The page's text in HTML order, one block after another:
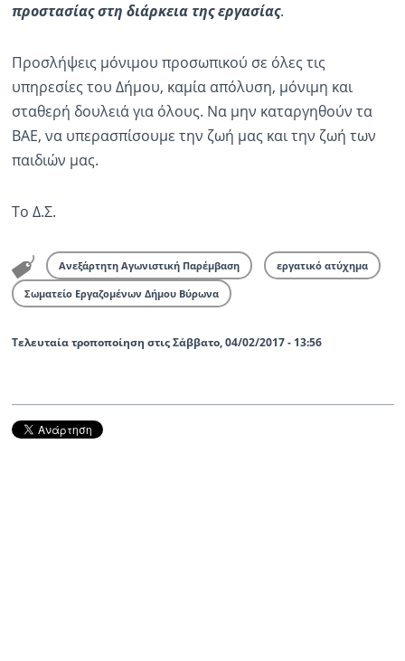
προστασίας στη διάρκεια της εργασίας.
Προσλήψεις μόνιμου προσωπικού σε όλες τις
υπηρεσίες του Δήμου, καμία απόλυση, μόνιμη και
σταθερή δουλειά για όλους. Να μην καταργηθούν τα
ΒΑΕ, να υπερασπίσουμε την ζωή μας και την ζωή των
παιδιών μας.
Το Δ.Σ.
Ανεξάρτητη Αγωνιστική Παρέμβαση εργατικό ατύχημα
Σωματείο Εργαζομένων Δήμου Βύρωνα
Τελευταία τροποποίηση στις Σάββατο, 04/02/2017 - 13:56